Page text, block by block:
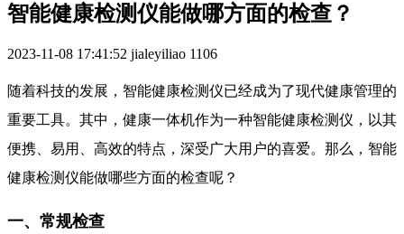
智能健康检测仪能做哪方面的检查？
2023-11-08 17:41:52 jialeyiliao 1106
随着科技的发展，智能健康检测仪已经成为了现代健康管理的
重要工具。其中，健康一体机作为一种智能健康检测仪，以其
便携、易用、高效的特点，深受广大用户的喜爱。那么，智能
健康检测仪能做哪些方面的检查呢？
一、常规检查